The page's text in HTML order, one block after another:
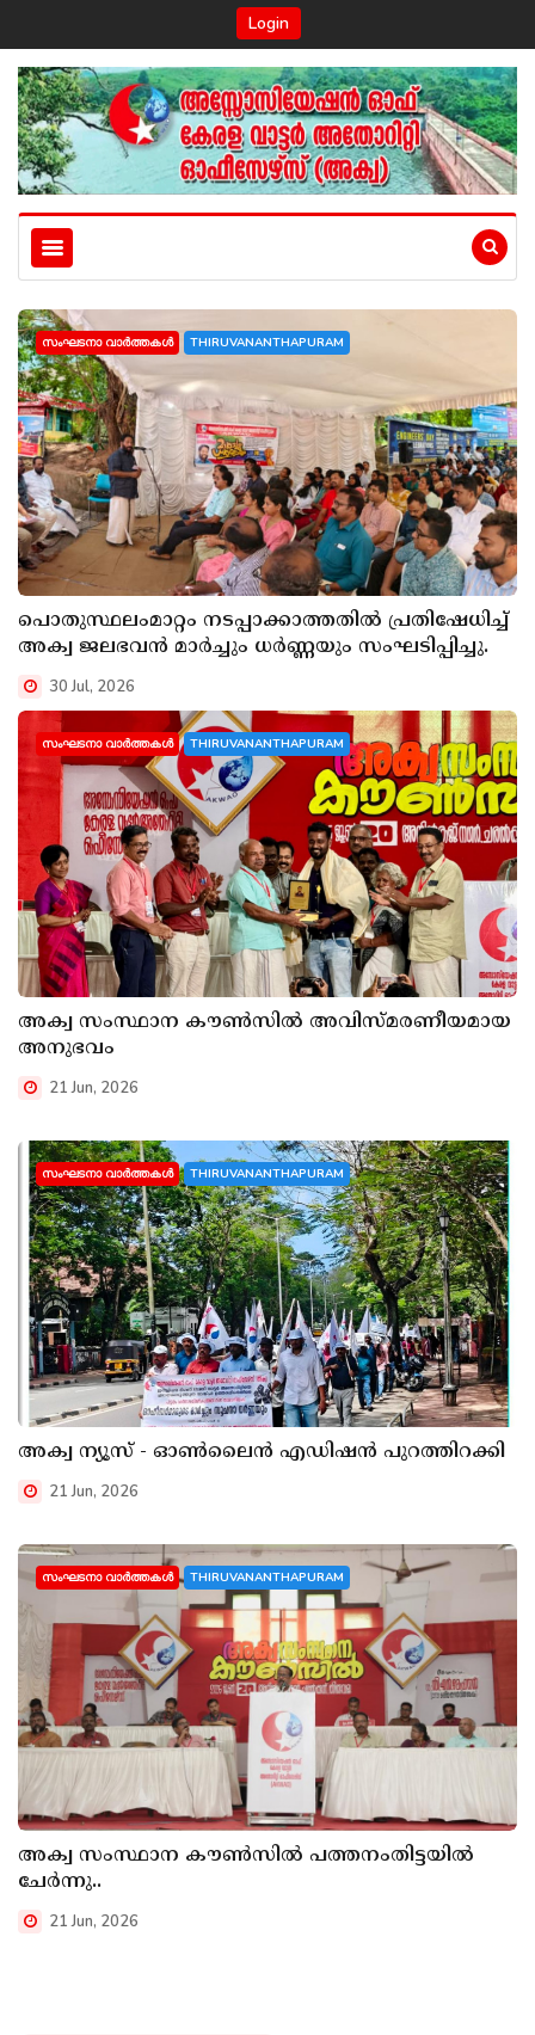
Login
സംഘടനാ വാർത്തകൾ THIRUVANANTHAPURAM
പൊതുസ്ഥലംമാറ്റം നടപ്പാക്കാത്തതിൽ പ്രതിഷേധിച്ച്
അക്വ ജലഭവൻ മാർച്ചും ധർണ്ണയും സംഘടിപ്പിച്ചു.
30 Jul, 2026
സംഘടനാ വാർത്തകൾ THIRUVANANTHAPURAM
അക്വ സംസ്ഥാന കൗൺസിൽ അവിസ്മരണീയമായ
അനുഭവം
21 Jun, 2026
സംഘടനാ വാർത്തകൾ THIRUVANANTHAPURAM
അക്വ ന്യൂസ് - ഓൺലൈൻ എഡിഷൻ പുറത്തിറക്കി
21 Jun, 2026
സംഘടനാ വാർത്തകൾ THIRUVANANTHAPURAM
അക്വ സംസ്ഥാന കൗൺസിൽ പത്തനംതിട്ടയിൽ
ചേർന്നു..
21 Jun, 2026